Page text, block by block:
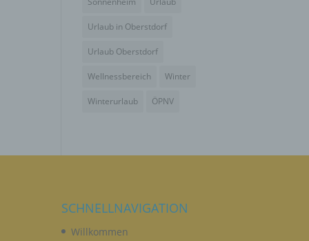
Urlaub in Oberstdorf
Urlaub Oberstdorf
Wellnessbereich Winter
Winterurlaub ÖPNV
SCHNELLNAVIGATION
Willkommen